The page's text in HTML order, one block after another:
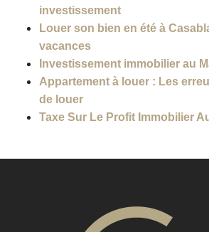
investissement
Louer son bien en été à
vacances
Investissement immobilier au
Appartement à louer : Les
de louer
Taxe Sur Le Profit Immobilier